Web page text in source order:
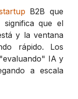
B2B que
significa que el
y la ventana
rápido. Los
IA y
a escala